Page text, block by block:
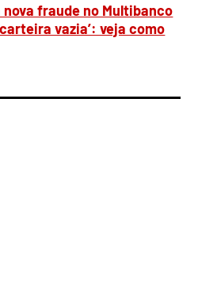
nova fraude no Multibanco
vazia’: veja como